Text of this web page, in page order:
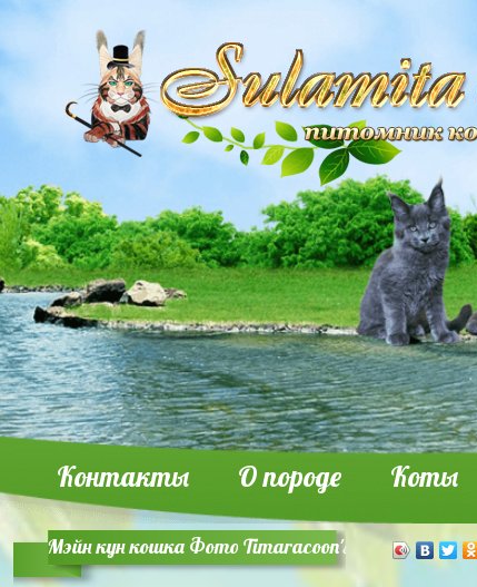
Контакты О породе Коты
Мэйн кун кошка Фото Timaracoon's Gracie Allen